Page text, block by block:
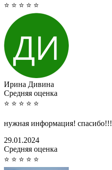
⭐ ⭐ ⭐ ⭐ ⭐
Ирина Дивина
Cредняя оценка
⭐ ⭐ ⭐ ⭐ ⭐
нужная информация! спасибо!!!
29.01.2024
Cредняя оценка
⭐ ⭐ ⭐ ⭐ ⭐